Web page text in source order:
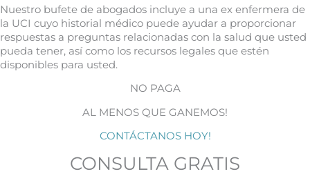
Nuestro bufete de abogados incluye a una ex enfermera de
la UCI cuyo historial médico puede ayudar a proporcionar
respuestas a preguntas relacionadas con la salud que usted
pueda tener, así como los recursos legales que estén
disponibles para usted.
NO PAGA
AL MENOS QUE GANEMOS!
CONTÁCTANOS HOY!
CONSULTA GRATIS